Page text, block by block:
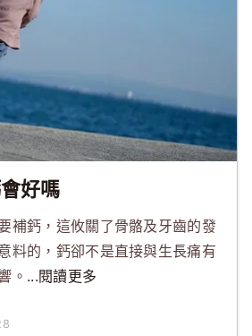
好嗎
補鈣，這攸關了骨骼及牙齒的發
料的，鈣卻不是直接與生長痛有
。 ...閱讀更多